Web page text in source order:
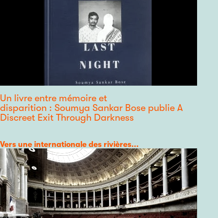
Un livre entre mémoire et
disparition : Soumya Sankar Bose publie A
Discreet Exit Through Darkness
Catégorie
Vers une internationale des rivières...